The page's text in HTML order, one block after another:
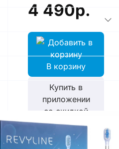
4 490р.
В корзину
Купить в
приложении
со скидкой
Цвет